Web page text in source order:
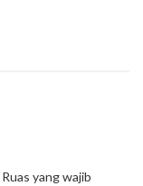
Ruas yang wajib